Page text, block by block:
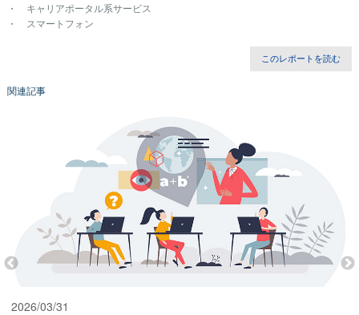
・ キャリアポータル系サービス
・ スマートフォン
このレポートを読む
関連記事
2026/03/31